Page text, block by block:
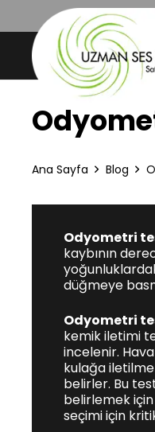
Ana Sayfa Blog
Odyometri
kaybının
düğmeye
Odyometri
kemik iletimi
incelenir.
kulağa
belirler. Bu
belirlemek için
seçimi için